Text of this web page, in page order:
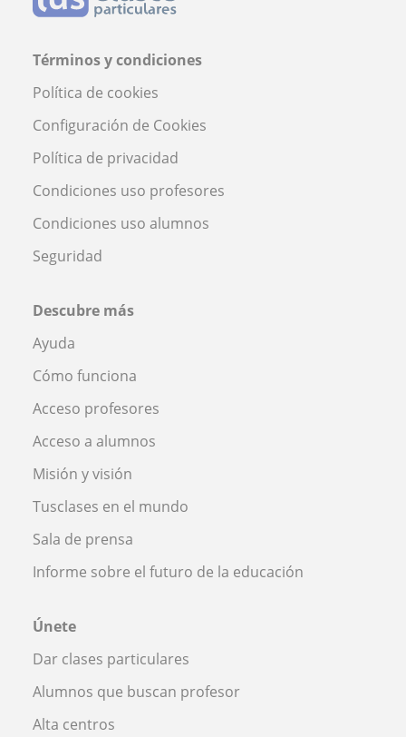
Términos y condiciones
Política de cookies
Configuración de Cookies
Política de privacidad
Condiciones uso profesores
Condiciones uso alumnos
Seguridad
Descubre más
Ayuda
Cómo funciona
Acceso profesores
Acceso a alumnos
Misión y visión
Tusclases en el mundo
Sala de prensa
Informe sobre el futuro de la educación
Únete
Dar clases particulares
Alumnos que buscan profesor
Alta centros